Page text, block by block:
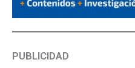
PUBLICIDAD